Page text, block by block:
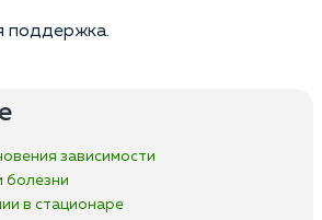
поддержка.
зависимости
болезни
в стационаре